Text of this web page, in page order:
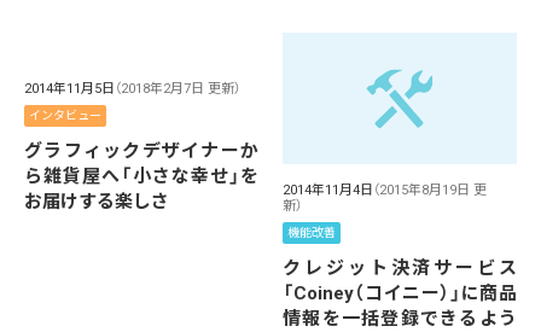
2014年11月5日 （2018年2月7日 更新）
インタビュー
グラフィックデザイナーか
ら雑貨屋へ「小さな幸せ」を
お届けする楽しさ
2014年11月4日 （2015年8月19日 更
新）
機能改善
クレジット決済サービス
「Coiney（コイニー）」に商品
情報を一括登録できるよう